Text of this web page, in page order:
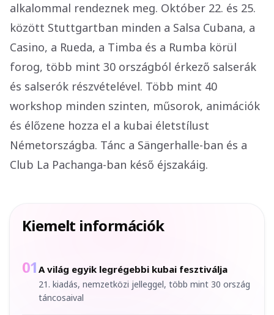
alkalommal rendeznek meg. Október 22. és 25.
között Stuttgartban minden a Salsa Cubana, a
Casino, a Rueda, a Timba és a Rumba körül
forog, több mint 30 országból érkező salserák
és salserók részvételével. Több mint 40
workshop minden szinten, műsorok, animációk
és élőzene hozza el a kubai életstílust
Németországba. Tánc a Sängerhalle-ban és a
Club La Pachanga-ban késő éjszakáig.
Kiemelt információk
01 A világ egyik legrégebbi kubai fesztiválja
21. kiadás, nemzetközi jelleggel, több mint 30 ország
táncosaival